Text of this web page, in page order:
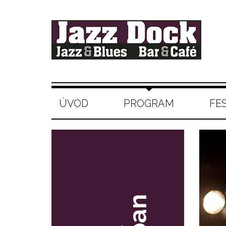
ÚVOD PROGRAM